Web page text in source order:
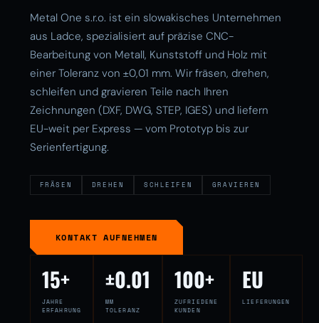
Metal One s.r.o. ist ein slowakisches Unternehmen
aus Ladce, spezialisiert auf präzise CNC-
Bearbeitung von Metall, Kunststoff und Holz mit
einer Toleranz von ±0,01 mm. Wir fräsen, drehen,
schleifen und gravieren Teile nach Ihren
Zeichnungen (DXF, DWG, STEP, IGES) und liefern
EU-weit per Express — vom Prototyp bis zur
Serienfertigung.
FRÄSEN DREHEN SCHLEIFEN GRAVIEREN
KONTAKT AUFNEHMEN
15+
JAHRE
ERFAHRUNG
±0.01
MM
TOLERANZ
100+
ZUFRIEDENE
KUNDEN
EU
LIEFERUNGEN